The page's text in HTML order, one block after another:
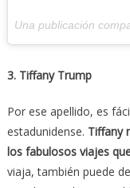
Una publicación
3. Tiffany Trump
Por ese apellido, es
estadunidense. Tiffany
los fabulosos viajes
viaja, también puede